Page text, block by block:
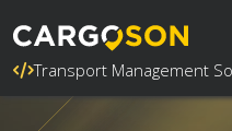
Transport Management